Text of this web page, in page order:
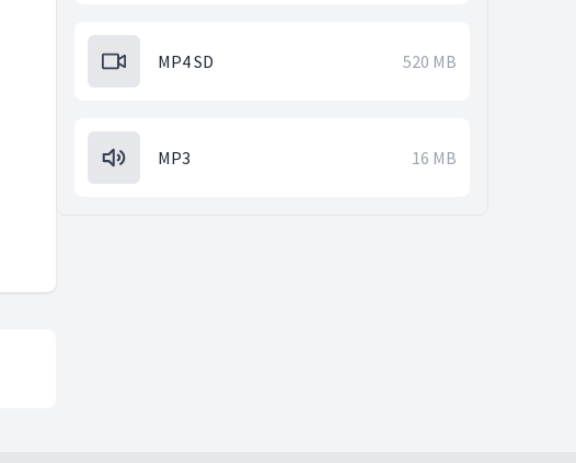
MP4 SD 520 MB
MP3 16 MB